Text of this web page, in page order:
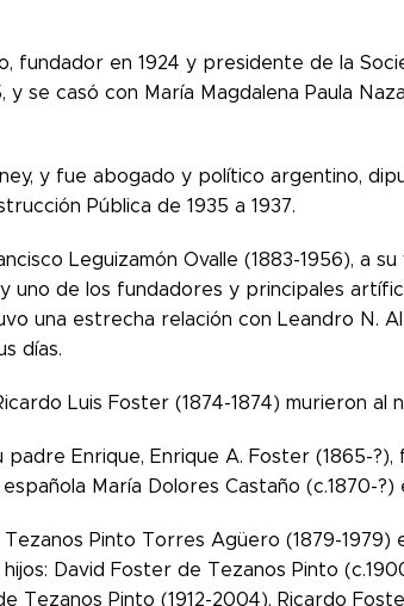
fundador en 1924 y presidente de la
se casó con María Magdalena Paula
y fue abogado y político argentino,
Pública de 1935 a 1937.
Leguizamón Ovalle (1883-1956), a
uno de los fundadores y principales
una estrecha relación con Leandro N.
días.
Luis Foster (1874-1874) murieron al
Enrique, Enrique A. Foster (1865-
María Dolores Castaño (c.1870-?)
Pinto Torres Agüero (1879-1979)
David Foster de Tezanos Pinto
Tezanos Pinto (1912-2004), Ricardo